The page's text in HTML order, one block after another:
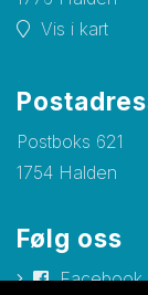
Vis i kart
Postboks 621
1754 Halden
Følg oss
Facebook